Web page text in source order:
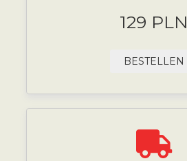
129 PLN
BESTELLEN